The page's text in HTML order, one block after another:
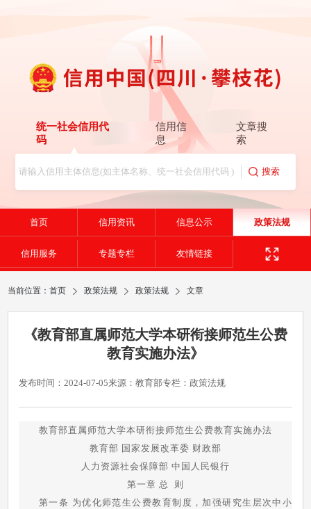
统一社会信用代
码
信用信
息
文章搜
索
首页 信用资讯 信息公示 政策法规
信用服务 专题专栏 友情链接
当前位置：首页 政策法规 政策法规 文章
《教育部直属师范大学本研衔接师范生公费
教育实施办法》
发布时间：2024-07-05来源：教育部专栏：政策法规
教育部直属师范大学本研衔接师范生公费教育实施办法
教育部 国家发展改革委 财政部
人力资源社会保障部 中国人民银行
第一章 总 则
第一条 为优化师范生公费教育制度，加强研究生层次中小